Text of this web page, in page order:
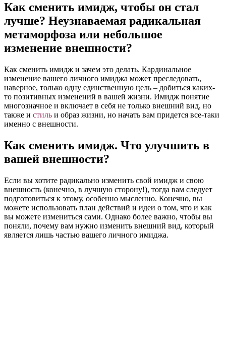
Как сменить имидж, чтобы он стал
лучше? Неузнаваемая радикальная
метаморфоза или небольшое
изменение внешности?
Как сменить имидж и зачем это делать. Кардинальное
изменение вашего личного имиджа может преследовать,
наверное, только одну единственную цель – добиться каких-
то позитивных изменений в вашей жизни. Имидж понятие
многозначное и включает в себя не только внешний вид, но
также и стиль и образ жизни, но начать вам придется все-таки
именно с внешности.
Как сменить имидж. Что улучшить в
вашей внешности?
Если вы хотите радикально изменить свой имидж и свою
внешность (конечно, в лучшую сторону!), тогда вам следует
подготовиться к этому, особенно мысленно. Конечно, вы
можете использовать план действий и идеи о том, что и как
вы можете измениться сами. Однако более важно, чтобы вы
поняли, почему вам нужно изменить внешний вид, который
является лишь частью вашего личного имиджа.